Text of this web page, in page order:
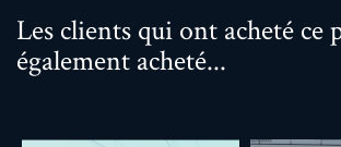
Les clients qui ont acheté
également acheté...